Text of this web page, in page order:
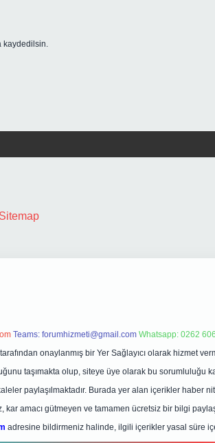
kaydedilsin.
Sitemap
Teams: forumhizmeti@gmail.com Whatsapp: 0262
onaylanmış bir Yer Sağlayıcı olarak hizmet
taşımakta olup, siteye üye olarak bu sorumluluğu
paylaşılmaktadır. Burada yer alan içerikler haber
amacı gütmeyen ve tamamen ücretsiz bir bilgi
adresine bildirmeniz halinde, ilgili içerikler yasal süre